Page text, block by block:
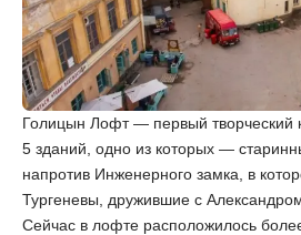
Голицын Лофт — первый творческий
5 зданий, одно из которых —
напротив Инженерного замка, в
Тургеневы, дружившие с
Сейчас в лофте расположилось